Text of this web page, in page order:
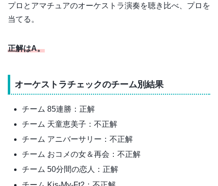
プロとアマチュアのオーケストラ演奏を聴き比べ、プロを
当てる。
正解はA。
オーケストラチェックのチーム別結果
チーム 85連勝：正解
チーム 天童恵美子：不正解
チーム アニバーサリー：不正解
チーム おコメの女＆再会：不正解
チーム 50分間の恋人：正解